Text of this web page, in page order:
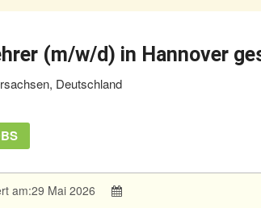
(m/w/d) in Hannover
Deutschland
am:29 Mai 2026